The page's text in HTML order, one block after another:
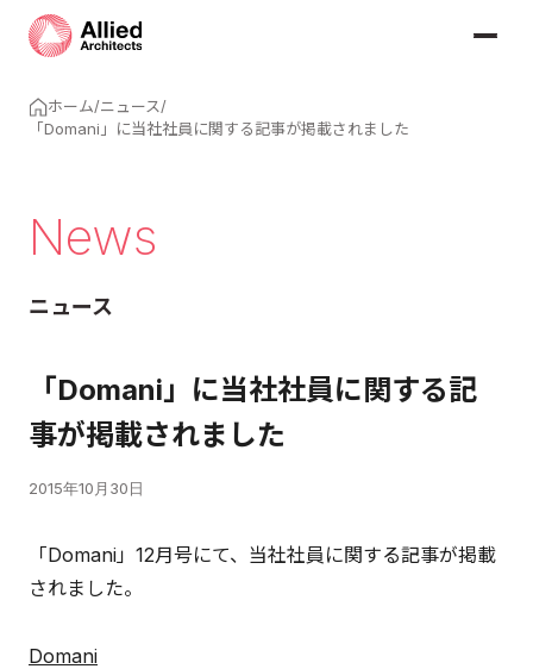
ホーム/ニュース/
「Domani」に当社社員に関する記事が掲載されました
News
ニュース
「Domani」に当社社員に関する記
事が掲載されました
2015年10月30日
「Domani」12月号にて、当社社員に関する記事が掲載
されました。
Domani